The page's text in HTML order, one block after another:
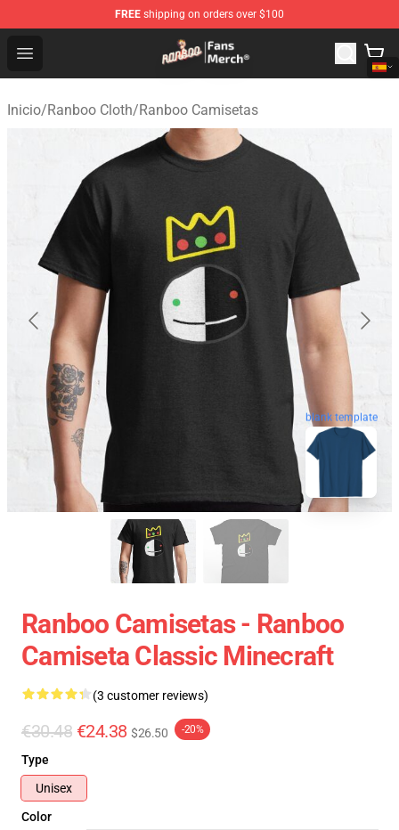
FREE shipping on orders over $100
Open menu
Ranboo Store - Official Ranboo Merchandise Shop
Inicio/Ranboo Cloth/Ranboo Camisetas
blank template
Ranboo Camisetas - Ranboo
Camiseta Classic Minecraft
(3 customer reviews)
€30.48 €24.38 $26.50 -20%
Type
Unisex
Color